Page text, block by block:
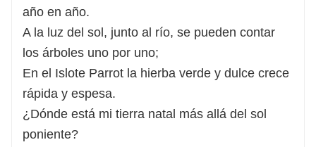
año en año.
A la luz del sol, junto al río, se pueden contar
los árboles uno por uno;
En el Islote Parrot la hierba verde y dulce crece
rápida y espesa.
¿Dónde está mi tierra natal más allá del sol
poniente?